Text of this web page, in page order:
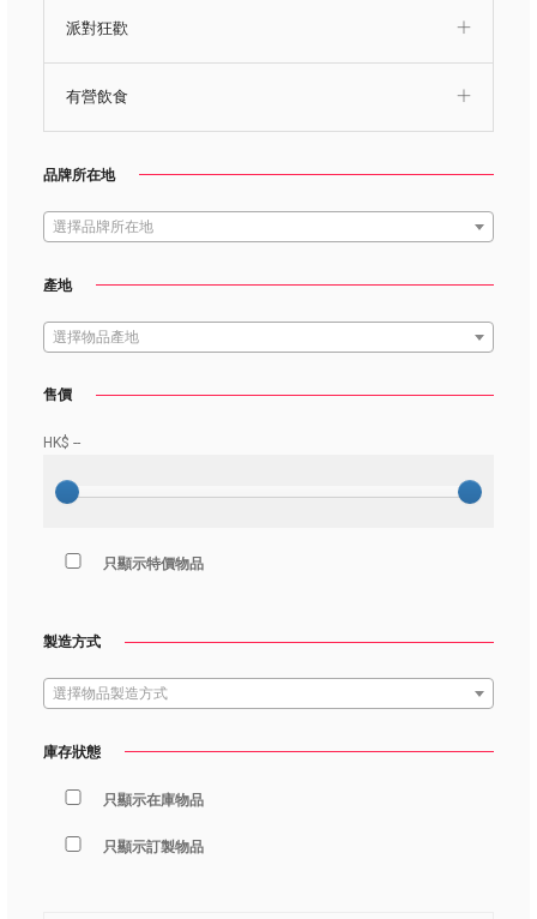
派對狂歡
有營飲食
品牌所在地
選擇品牌所在地
產地
選擇物品產地
售價
HK$ --
只顯示特價物品
製造方式
選擇物品製造方式
庫存狀態
只顯示在庫物品
只顯示訂製物品